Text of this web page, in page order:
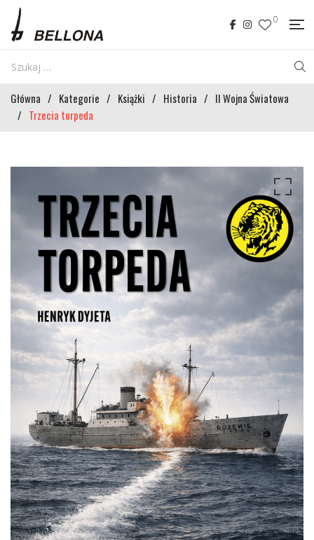
0
Główna / Kategorie / Książki / Historia / II Wojna Światowa
/ Trzecia torpeda